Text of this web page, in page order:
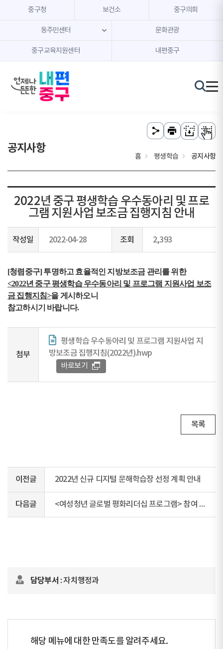
본문 내용 바로가기
주메뉴 바로가기
중구청 보건소 중구의회
동주민센터 문화관광
중구교육지원센터 내편중구
공지사항
홈 평생학습 공지사항
2022년 중구 평생학습 우수동아리 및 프로
그램 지원사업 보조금 집행지침 안내
작성일 2022-04-28 조회 2,393
[청렴중구] 투명하고 효율적인 지방보조금 관리를 위한
<2022년 중구 평생학습 우수동아리 및 프로그램 지원사업 보조
금 집행지침>을 게시하오니
참고하시기 바랍니다.
첨부
평생학습 우수동아리 및 프로그램 지원사업 지
방보조금 집행지침(2022년).hwp
바로보기
목록
이전글 2022년 신규 디지털 문해학습장 선정 계획 안내
다음글 <여성청년 글로벌 평화리더십 프로그램> 참여 안내
담당부서 : 자치행정과
해당 메뉴에 대한 만족도를 알려주세요.